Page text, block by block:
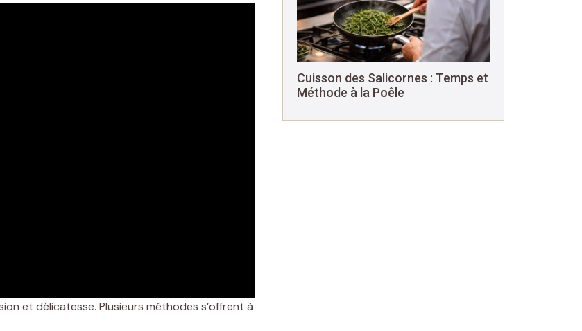
et délicatesse. Plusieurs méthodes s’offrent à
Cuisson des Salicornes : Temps et
Méthode à la Poêle